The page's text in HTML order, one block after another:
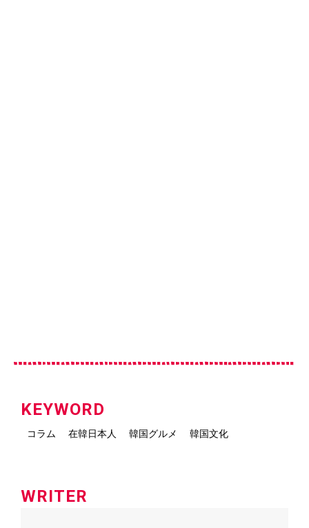
KEYWORD
コラム 在韓日本人 韓国グルメ 韓国文化
WRITER